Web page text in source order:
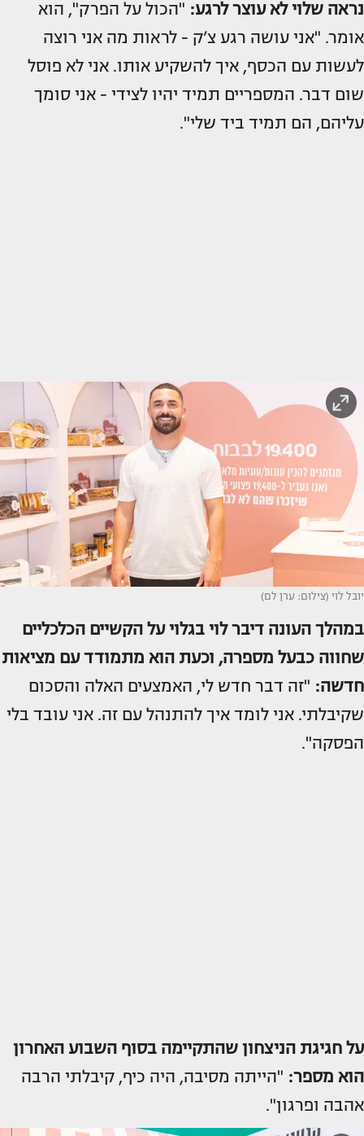
נראה שלוי לא עוצר לרגע: "הכול על הפרק", הוא
אומר. "אני עושה רגע צ’ק - לראות מה אני רוצה
לעשות עם הכסף, איך להשקיע אותו. אני לא פוסל
שום דבר. המספריים תמיד יהיו לצידי - אני סומך
עליהם, הם תמיד ביד שלי".
יובל לוי (צילום: ערן לם)
במהלך העונה דיבר לוי בגלוי על הקשיים הכלכליים
שחווה כבעל מספרה, וכעת הוא מתמודד עם מציאות
חדשה: "זה דבר חדש לי, האמצעים האלה והסכום
שקיבלתי. אני לומד איך להתנהל עם זה. אני עובד בלי
הפסקה".
על חגיגת הניצחון שהתקיימה בסוף השבוע האחרון
הוא מספר: "הייתה מסיבה, היה כיף, קיבלתי הרבה
אהבה ופרגון".